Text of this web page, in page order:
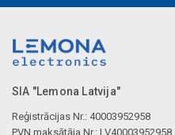
SIA "Lemona Latvija"
Reģistrācijas Nr.: 40003952958
PVN maksātāja Nr.: LV40003952958